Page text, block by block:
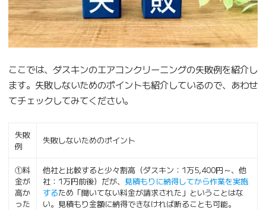
ここでは、ダスキンのエアコンクリーニングの失敗例を紹介し
ます。失敗しないためのポイントも紹介しているので、あわせ
てチェックしてみてください。
失敗
例
失敗しないためのポイント
①料
金が
高か
った
他社と比較すると少々割高（ダスキン：1万5,400円～、他
社：1万円前後）だが、 見積もりに納得してから作業を実施
するため「聞いてない料金が請求された」ということはな
い。見積もり金額に納得できなければ断ることも可能。